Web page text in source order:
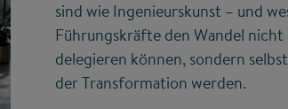
sind wie Ingenieurskunst – und
Führungskräfte den Wandel
delegieren können, sondern
der Transformation werden.